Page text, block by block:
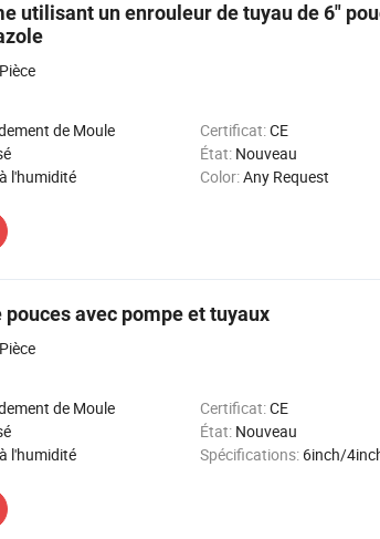
utilisant un enrouleur de tuyau de 6"
de Moule Certificat:CE
État: Nouveau
l'humidité Color:Any Request
pouces avec pompe et tuyaux
de Moule Certificat:CE
État: Nouveau
l'humidité Spécifications: 6inch/